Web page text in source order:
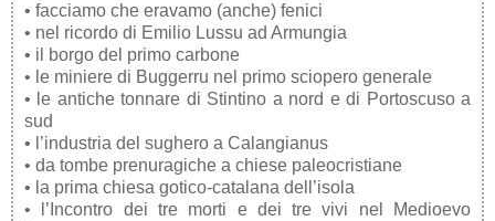
• facciamo che eravamo (anche) fenici
• nel ricordo di Emilio Lussu ad Armungia
• il borgo del primo carbone
• le miniere di Buggerru nel primo sciopero generale
• le antiche tonnare di Stintino a nord e di Portoscuso a
sud
• l’industria del sughero a Calangianus
• da tombe prenuragiche a chiese paleocristiane
• la prima chiesa gotico-catalana dell’isola
• l’Incontro dei tre morti e dei tre vivi nel Medioevo